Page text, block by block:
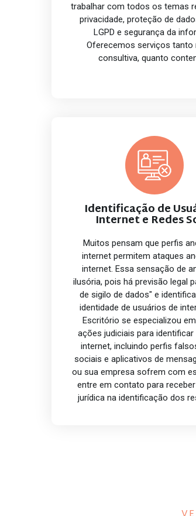
trabalhar com todos os temas
privacidade, proteção de
LGPD e segurança da
Oferecemos serviços tanto
consultiva, quanto
Identificação de
Internet e Redes
Muitos pensam que perfis
internet permitem ataques
internet. Essa sensação de
ilusória, pois há previsão legal
de sigilo de dados" e
identidade de usuários de
Escritório se especializou
ações judiciais para
internet, incluindo perfis
sociais e aplicativos de
ou sua empresa sofrem com
entre em contato para
jurídica na identificação dos